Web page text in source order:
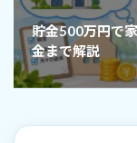
貯金500万円で
金まで解説